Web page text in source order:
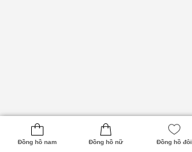
Đồng hồ nam Đồng hồ nữ Đồng hồ đôi